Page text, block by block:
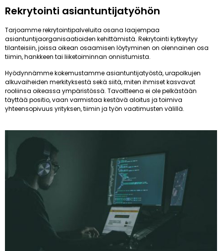
Rekrytointi asiantuntijatyöhön
Tarjoamme rekrytointipalveluita osana laajempaa
asiantuntijaorganisaatioiden kehittämistä. Rekrytointi kytkeytyy
tilanteisiin, joissa oikean osaamisen löytyminen on olennainen osa
tiimin, hankkeen tai liiketoiminnan onnistumista.
Hyödynnämme kokemustamme asiantuntijatyöstä, urapolkujen
alkuvaiheiden merkityksestä sekä siitä, miten ihmiset kasvavat
rooliinsa oikeassa ympäristössä. Tavoitteena ei ole pelkästään
täyttää positio, vaan varmistaa kestävä aloitus ja toimiva
yhteensopivuus yrityksen, tiimin ja työn vaatimusten välillä.